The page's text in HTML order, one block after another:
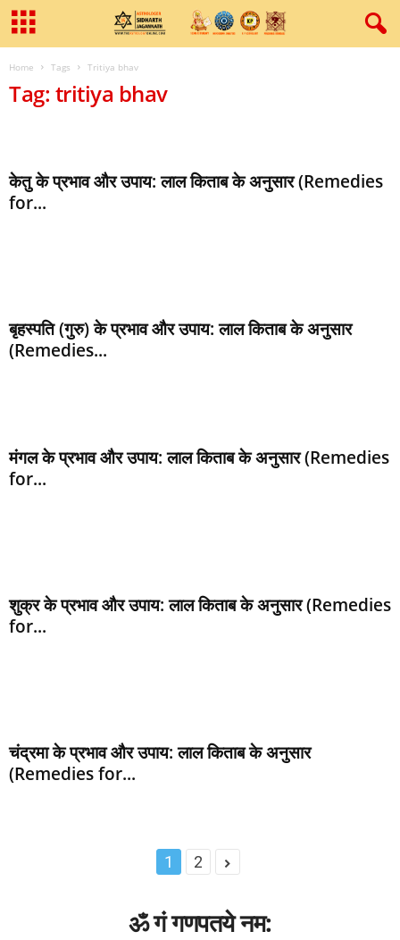
Home Tags Tritiya bhav
Tag: tritiya bhav
केतु के प्रभाव और उपाय: लाल किताब के अनुसार (Remedies
for...
बृहस्पति (गुरु) के प्रभाव और उपाय: लाल किताब के अनुसार
(Remedies...
मंगल के प्रभाव और उपाय: लाल किताब के अनुसार (Remedies
for...
शुक्र के प्रभाव और उपाय: लाल किताब के अनुसार (Remedies
for...
चंद्रमा के प्रभाव और उपाय: लाल किताब के अनुसार
(Remedies for...
1 2
ॐ गं गणपतये नम: